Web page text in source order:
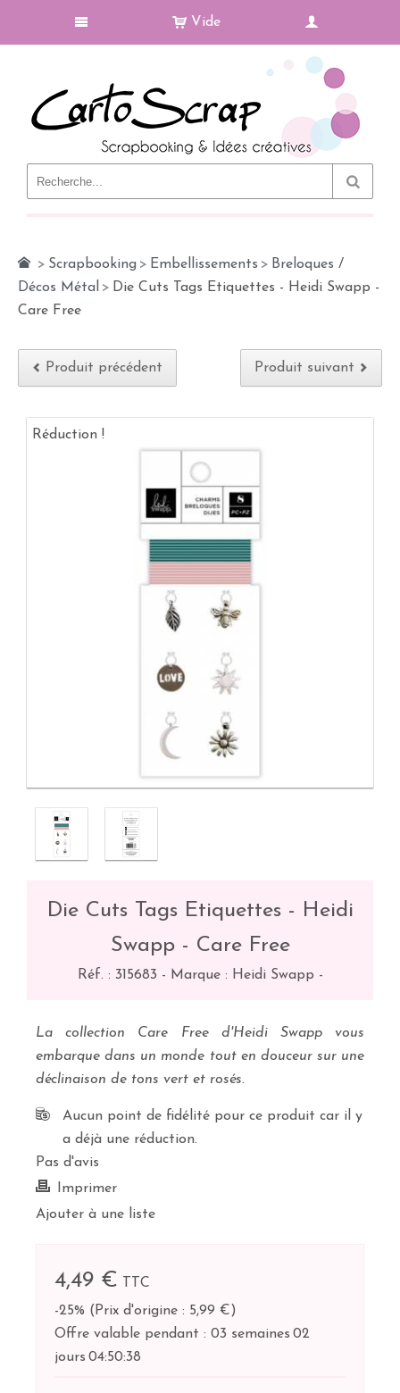
Vide
> Scrapbooking > Embellissements > Breloques /
Décos Métal > Die Cuts Tags Etiquettes - Heidi Swapp -
Care Free
Produit précédent Produit suivant
Réduction !
Die Cuts Tags Etiquettes - Heidi
Swapp - Care Free
Réf. : 315683 - Marque : Heidi Swapp -
La collection Care Free d'Heidi Swapp vous
embarque dans un monde tout en douceur sur une
déclinaison de tons vert et rosés.
Aucun point de fidélité pour ce produit car il y
a déjà une réduction.
Pas d'avis
Imprimer
Ajouter à une liste
4,49 €
TTC
-25% ( Prix d'origine : 5,99 €)
Offre valable pendant : 03 semaines 02
jours 04:50:38